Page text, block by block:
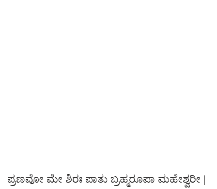
ಪ್ರಣವೋ ಮೇ ಶಿರಃ ಪಾತು ಬ್ರಹ್ಮರೂಪಾ ಮಹೇಶ್ವರೀ |